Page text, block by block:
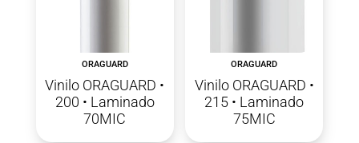
ORAGUARD
Vinilo ORAGUARD •
200 • Laminado
70MIC
ORAGUARD
Vinilo ORAGUARD •
215 • Laminado
75MIC